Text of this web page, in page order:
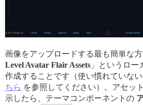
画像をアップロードする最も簡単な
Level Avatar Flair Assets 」というロ
作成することです（使い慣れていな
ちら を参照してください）。アセッ
示したら、テーマコンポーネントの